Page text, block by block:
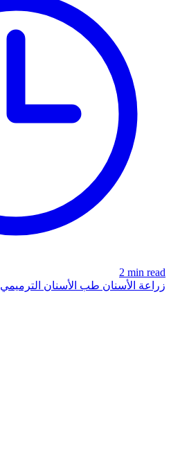
2 min read
زراعة الأسنان طب الأسنان الترميمي